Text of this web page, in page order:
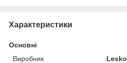
Характеристики
Основні
Виробник
Lesko